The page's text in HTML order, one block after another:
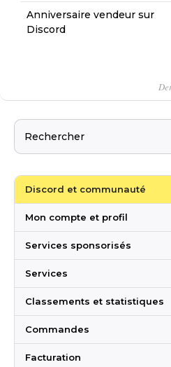
Anniversaire vendeur sur
Discord
Discord et communauté
Mon compte et profil
Services sponsorisés
Services
Classements et statistiques
Commandes
Facturation